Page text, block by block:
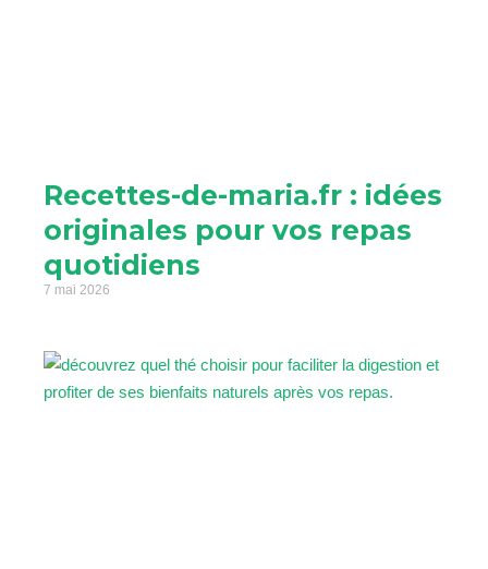
Recettes-de-maria.fr : idées
originales pour vos repas
quotidiens
7 mai 2026